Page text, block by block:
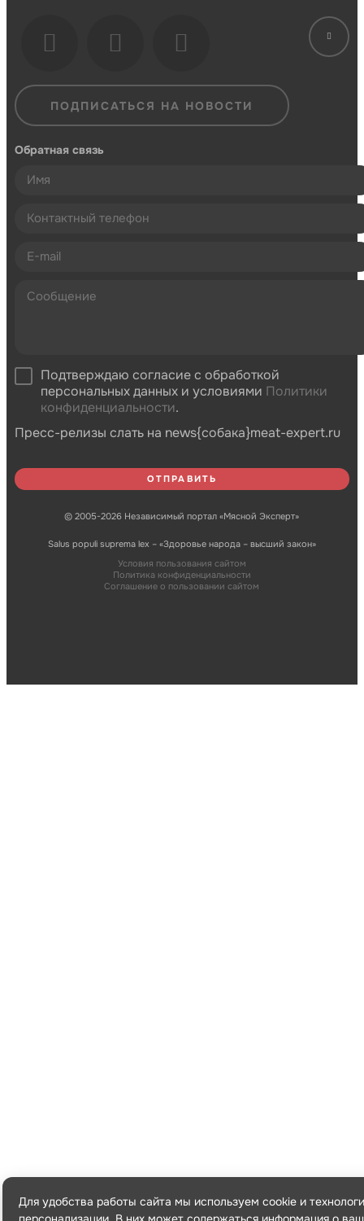
ПОДПИСАТЬСЯ НА НОВОСТИ
Обратная связь
Подтверждаю согласие с обработкой
персональных данных и условиями Политики
конфиденциальности.
Пресс-релизы слать на news{собака}meat-expert.ru
© 2005-2026 Независимый портал «Мясной Эксперт»
Salus populi suprema lex – «Здоровье народа – высший закон»
Условия пользования сайтом
Политика конфиденциальности
Соглашение о пользовании сайтом
Для удобства работы сайта мы используем cookie и